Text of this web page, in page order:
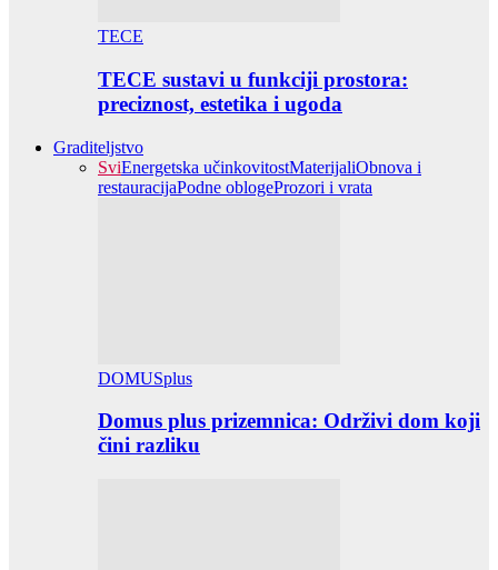
TECE
TECE sustavi u funkciji prostora:
preciznost, estetika i ugoda
Graditeljstvo
SviEnergetska učinkovitostMaterijaliObnova i
restauracijaPodne oblogeProzori i vrata
DOMUSplus
Domus plus prizemnica: Održivi dom koji
čini razliku